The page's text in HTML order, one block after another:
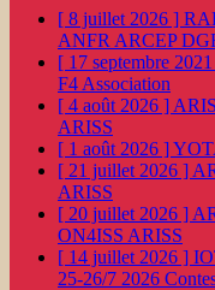
[ 8 juillet 2026 ]
ANFR ARCEP
[ 17 septembre
F4 Association
[ 4 août 2026 ]
ARISS
[ 1 août 2026 ]
[ 21 juillet 2026 ]
ARISS
[ 20 juillet 2026 ]
ON4ISS ARISS
[ 14 juillet 2026 ]
25-26/7 2026